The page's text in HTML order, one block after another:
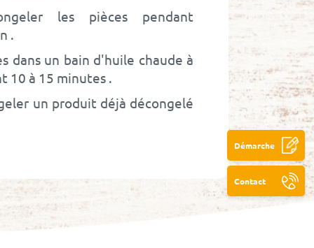
Démarche
Contact
les pièces pendant
dans un bain d'huile chaude à
10 à 15 minutes
un produit déjà décongelé